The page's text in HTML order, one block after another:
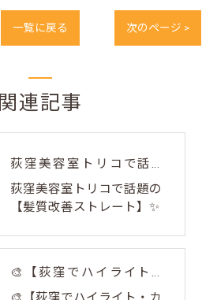
一覧に戻る 次のページ >
関連記事
荻窪美容室トリコで話題の【髪質改善ストレート】✨
荻窪美容室トリコで話題の
【髪質改善ストレート】✨
🎨【荻窪でハイライト・カラーなら美容室トリコ】にお任せくださ...